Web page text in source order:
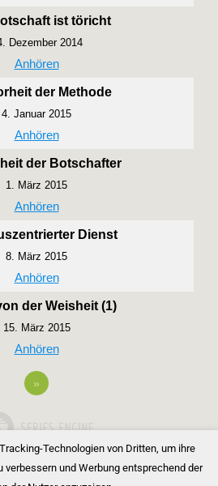
ist töricht
Dezember 2014
Anhören
der Methode
4. Januar 2015
Anhören
der Botschafter
1. März 2015
Anhören
Dienst
8. März 2015
Anhören
der Weisheit (1)
15. März 2015
Anhören
»
Technologien von Dritten, um ihre
verbessern und Werbung entsprechend der